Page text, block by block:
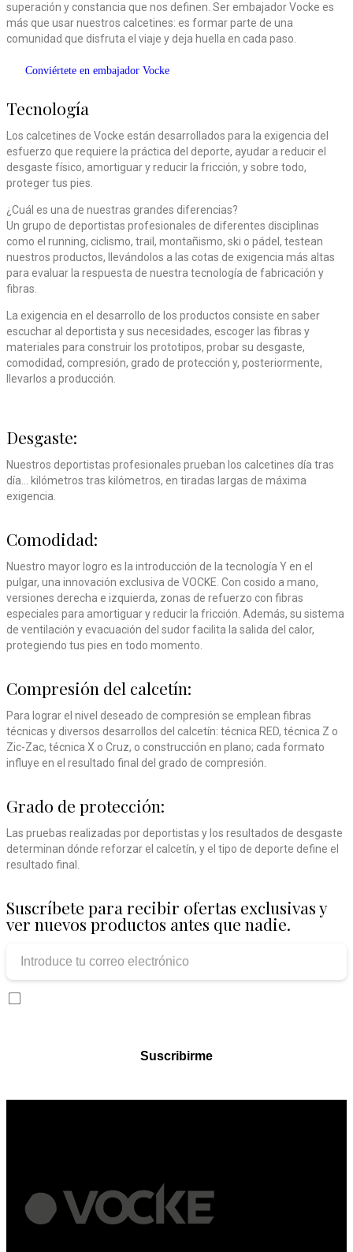
superación y constancia que nos definen. Ser embajador Vocke es
más que usar nuestros calcetines: es formar parte de una
comunidad que disfruta el viaje y deja huella en cada paso.
Conviértete en embajador Vocke
Tecnología
Los calcetines de Vocke están desarrollados para la exigencia del
esfuerzo que requiere la práctica del deporte, ayudar a reducir el
desgaste físico, amortiguar y reducir la fricción, y sobre todo,
proteger tus pies.
¿Cuál es una de nuestras grandes diferencias?
Un grupo de deportistas profesionales de diferentes disciplinas
como el running, ciclismo, trail, montañismo, ski o pádel, testean
nuestros productos, llevándolos a las cotas de exigencia más altas
para evaluar la respuesta de nuestra tecnología de fabricación y
fibras.
La exigencia en el desarrollo de los productos consiste en saber
escuchar al deportista y sus necesidades, escoger las fibras y
materiales para construir los prototipos, probar su desgaste,
comodidad, compresión, grado de protección y, posteriormente,
llevarlos a producción.
Desgaste:
Nuestros deportistas profesionales prueban los calcetines día tras
día… kilómetros tras kilómetros, en tiradas largas de máxima
exigencia.
Comodidad:
Nuestro mayor logro es la introducción de la tecnología Y en el
pulgar, una innovación exclusiva de VOCKE. Con cosido a mano,
versiones derecha e izquierda, zonas de refuerzo con fibras
especiales para amortiguar y reducir la fricción. Además, su sistema
de ventilación y evacuación del sudor facilita la salida del calor,
protegiendo tus pies en todo momento.
Compresión del calcetín:
Para lograr el nivel deseado de compresión se emplean fibras
técnicas y diversos desarrollos del calcetín: técnica RED, técnica Z o
Zic-Zac, técnica X o Cruz, o construcción en plano; cada formato
influye en el resultado final del grado de compresión.
Grado de protección:
Las pruebas realizadas por deportistas y los resultados de desgaste
determinan dónde reforzar el calcetín, y el tipo de deporte define el
resultado final.
Suscríbete para recibir ofertas exclusivas y
ver nuevos productos antes que nadie.